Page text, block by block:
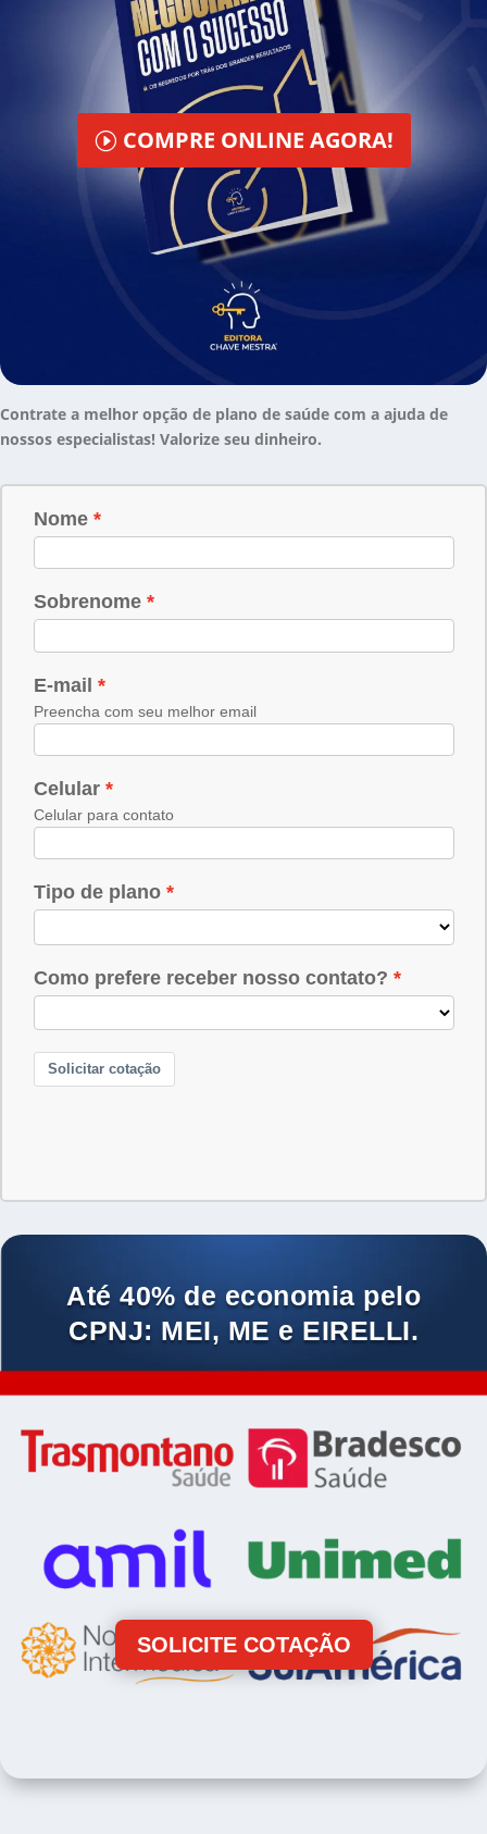
COMPRE ONLINE AGORA!
Contrate a melhor opção de plano de saúde com a ajuda de
nossos especialistas! Valorize seu dinheiro.
Até 40% de economia pelo
CPNJ: MEI, ME e EIRELLI.
SOLICITE COTAÇÃO